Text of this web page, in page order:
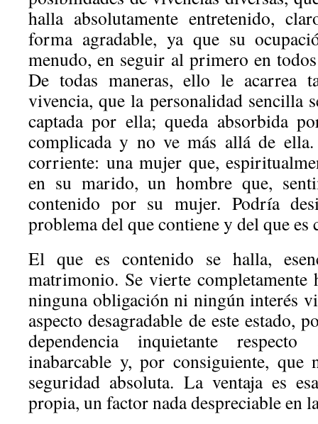
halla absolutamente entretenido,
forma agradable, ya que su
menudo, en seguir al primero en
De todas maneras, ello le acarrea
vivencia, que la personalidad sencilla
captada por ella; queda absorbida
complicada y no ve más allá de
corriente: una mujer que,
en su marido, un hombre que,
contenido por su mujer. Podría
problema del que contiene y del que es
El que es contenido se halla,
matrimonio. Se vierte completamente
ninguna obligación ni ningún interés
aspecto desagradable de este estado,
dependencia inquietante
inabarcable y, por consiguiente, que
seguridad absoluta. La ventaja es
propia, un factor nada despreciable en